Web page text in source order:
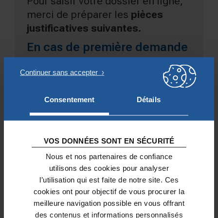
Consentement Détails
VOS DONNÉES SONT EN SÉCURITÉ
Nous et nos partenaires de confiance
utilisons des cookies pour analyser
l’utilisation qui est faite de notre site. Ces
cookies ont pour objectif de vous procurer la
meilleure navigation possible en vous offrant
des contenus et informations personnalisés
merci de préparer les pièces
justificatives suivantes.
En cas de première demande
:
Statuts de l’association signés
Copie de la déclaration à la
Journal Officiel
Liste actualisée de l’équipe de
direction, des membres du
bureau et du conseil
d’administration (noms et
qualité)
Rapports moraux et financiers
des deux dernières années